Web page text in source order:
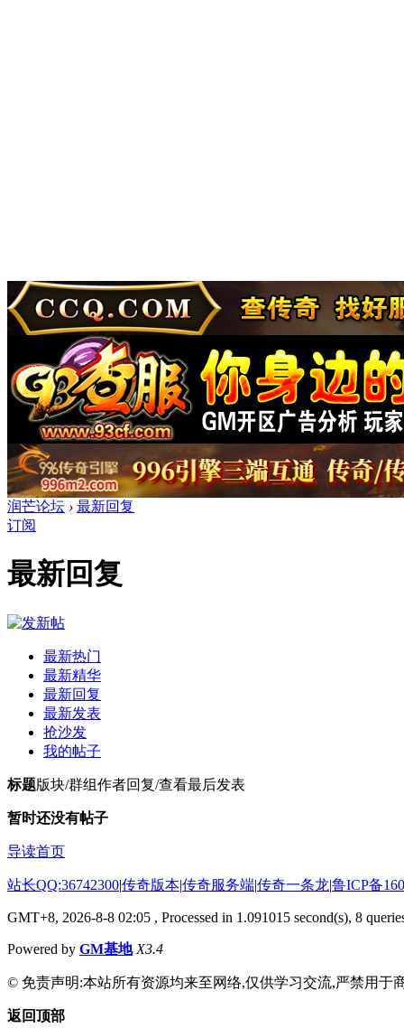
润芒论坛 › 最新回复
订阅
最新回复
最新热门
最新精华
最新回复
最新发表
抢沙发
我的帖子
标题版块/群组作者回复/查看最后发表
暂时还没有帖子
导读首页
站长QQ:36742300|传奇版本|传奇服务端|传奇一条龙|鲁ICP备
GMT+8, 2026-8-8 02:05 , Processed in 1.091015 second(s), 8
Powered by GM基地 X3.4
© 免责声明:本站所有资源均来至网络,仅供学习交流,严禁用于
返回顶部